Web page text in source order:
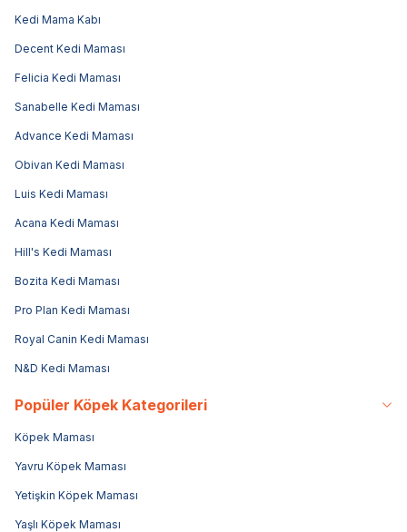
Kedi Mama Kabı
Decent Kedi Maması
Felicia Kedi Maması
Sanabelle Kedi Maması
Advance Kedi Maması
Obivan Kedi Maması
Luis Kedi Maması
Acana Kedi Maması
Hill's Kedi Maması
Bozita Kedi Maması
Pro Plan Kedi Maması
Royal Canin Kedi Maması
N&D Kedi Maması
Popüler Köpek Kategorileri
Köpek Maması
Yavru Köpek Maması
Yetişkin Köpek Maması
Yaşlı Köpek Maması